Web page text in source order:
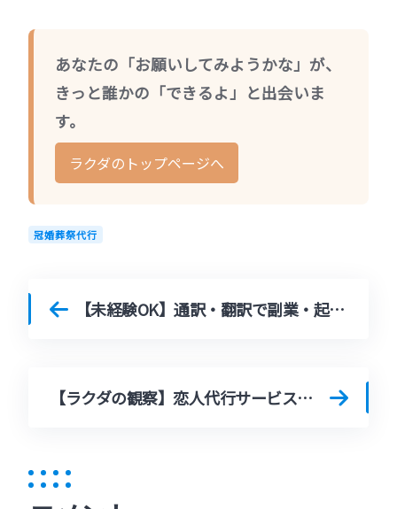
あなたの「お願いしてみようかな」が、
きっと誰かの「できるよ」と出会いま
す。
ラクダのトップページへ
冠婚葬祭代行
【未経験OK】通訳・翻訳で副業・起業するには？はじめての代行ガイド
【ラクダの観察】恋人代行サービス、その裏側を覗いてみたら。